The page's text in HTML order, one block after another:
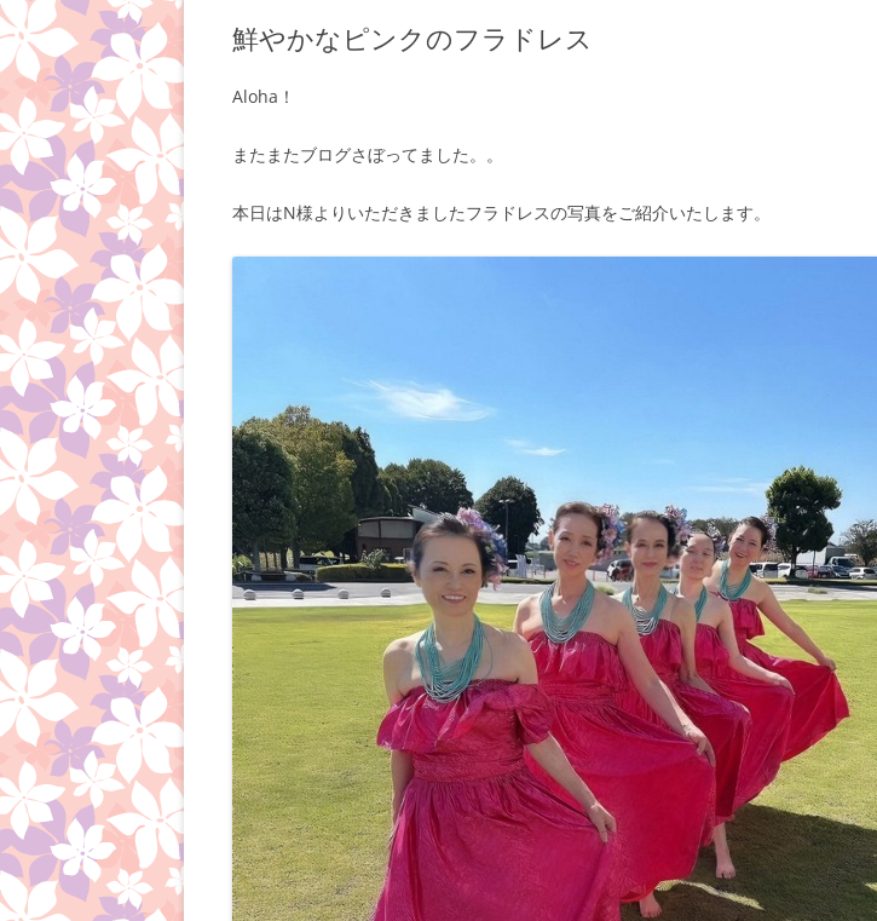
鮮やかなピンクのフラドレス
Aloha！
またまたブログさぼってました。。
本日はN様よりいただきましたフラドレスの写真をご紹介いたします。